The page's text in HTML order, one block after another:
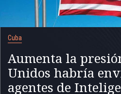
Cuba
Aumenta la
Unidos habría
agentes de